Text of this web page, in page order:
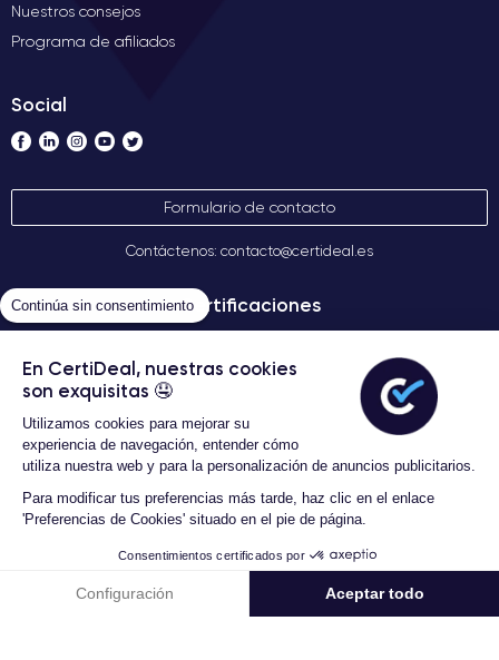
Continúa sin consentimiento
En CertiDeal, nuestras cookies
son exquisitas 🤤
Utilizamos cookies para mejorar su
experiencia de navegación, entender cómo
utiliza nuestra web y para la personalización de anuncios publicitarios.
Para modificar tus preferencias más tarde, haz clic en el enlace
'Preferencias de Cookies' situado en el pie de página.
Consentimientos certificados por
Configuración Aceptar todo
3 Años de garantía
339,00 € Nuevo
Añadir al carrito
Nuestros consejos
Programa de afiliados
Social
Formulario de contacto
Contáctenos: contacto@certideal.es
Certificaciones
Términos Generales de Venta
Certideal © 2026 Todos los
derechos reservados